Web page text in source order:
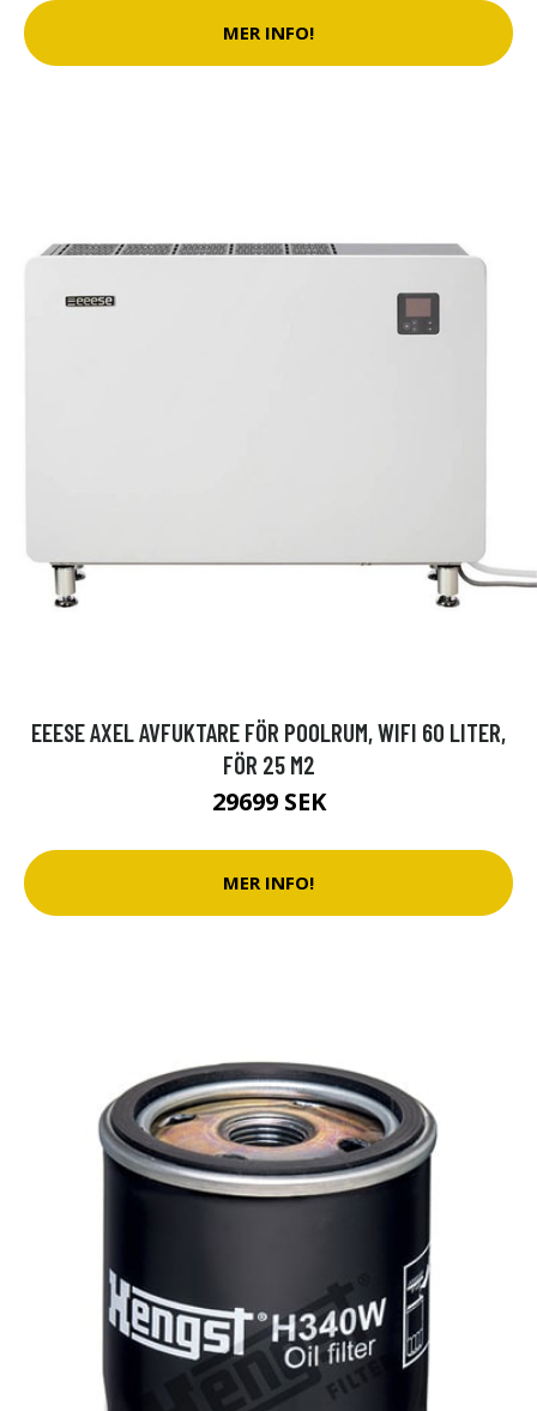
MER INFO!
EEESE AXEL AVFUKTARE FÖR POOLRUM, WIFI 60 LITER,
FÖR 25 M2
29699 SEK
MER INFO!